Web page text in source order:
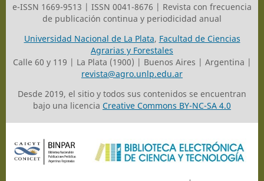
e-ISSN 1669-9513 | ISSN 0041-8676 | Revista con frecuencia
de publicación continua y periodicidad anual
Universidad Nacional de La Plata, Facultad de Ciencias
Agrarias y Forestales
Calle 60 y 119 | La Plata (1900) | Buenos Aires | Argentina |
revista@agro.unlp.edu.ar
Desde 2019, el sitio y todos sus contenidos se encuentran
bajo una licencia Creative Commons BY-NC-SA 4.0